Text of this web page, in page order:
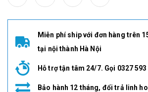
Miễn phí ship với đơn hàng trên
tại nội thành Hà Nội
Hỗ trợ tận tâm 24/7. Gọi 0327 593
Bảo hành 12 tháng, đổi trả linh